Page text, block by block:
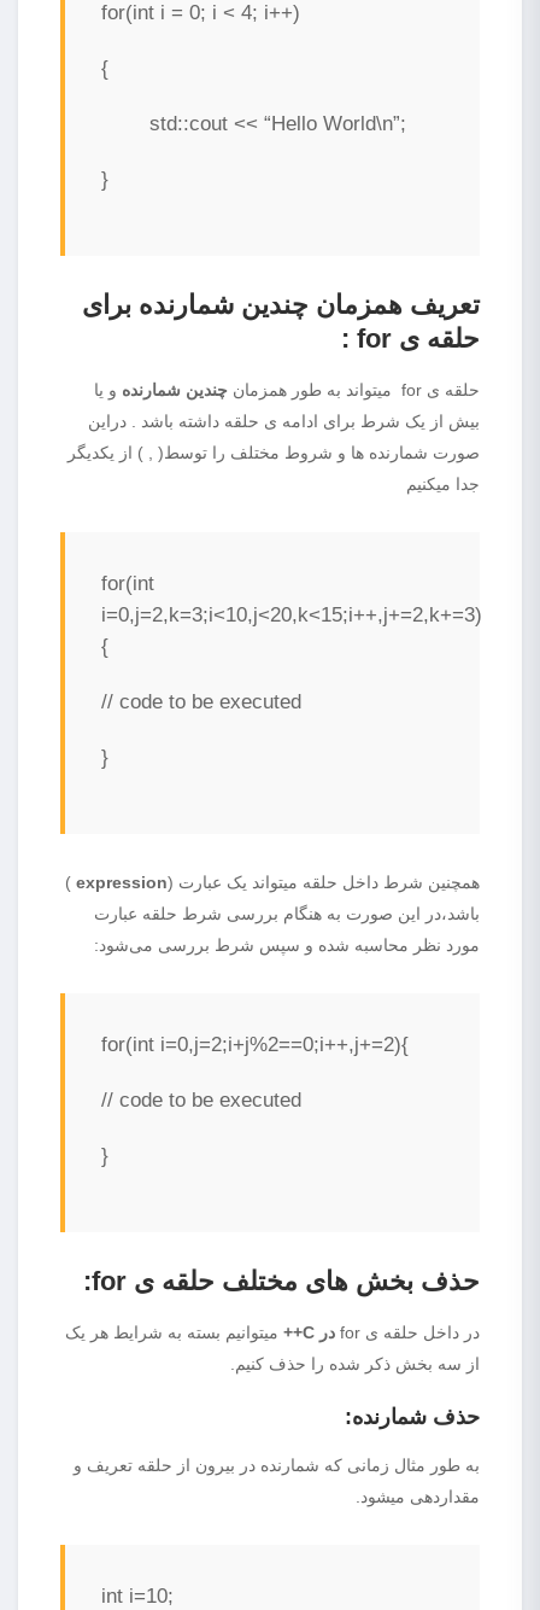
for(int i = 0; i < 4; i++)
{
std::cout << “Hello World\n”;
}
تعریف همزمان چندین شمارنده برای
حلقه ی for
:
حلقه ی for میتواند به طور همزمان چندین شمارنده و یا
بیش از یک شرط برای ادامه ی حلقه داشته باشد . دراین
صورت شمارنده ها و شروط مختلف را توسط( , ) از یکدیگر
جدا میکنیم
for(int
i=0,j=2,k=3;i<10,j<20,k<15;i++,j+=2,k+=3)
{
// code to be executed
}
همچنین شرط داخل حلقه میتواند یک عبارت (expression
)
باشد،در این صورت به هنگام بررسی شرط حلقه عبارت
مورد نظر محاسبه شده و سپس شرط بررسی می‌شود:
for(int i=0,j=2;i+j%2==0;i++,j+=2){
// code to be executed
}
حذف بخش های مختلف حلقه ی for
:
در داخل حلقه ی for در C++
میتوانیم بسته به شرایط هر یک
از سه بخش ذکر شده را حذف کنیم.
حذف شمارنده:
به طور مثال زمانی که شمارنده در بیرون از حلقه تعریف و
مقداردهی میشود.
int i=10;